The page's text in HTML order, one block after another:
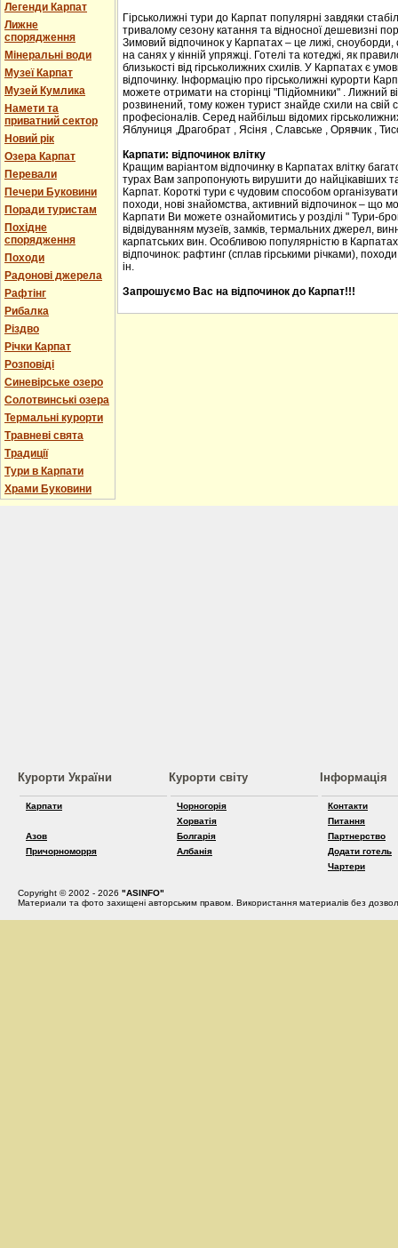
Легенди Карпат
Лижне
спорядження
Мінеральні води
Музеї Карпат
Музей Кумлика
Намети та
приватний сектор
Новий рік
Озера Карпат
Перевали
Печери Буковини
Поради туристам
Похідне
спорядження
Походи
Радонові джерела
Рафтінг
Рибалка
Різдво
Річки Карпат
Розповіді
Синевірське озеро
Солотвинські озера
Термальні курорти
Травневі свята
Традиції
Тури в Карпати
Храми Буковини
Гірськолижні тури до Карпат популярні завдяки
тривалому сезону катання та відносної дешевизні
Зимовий відпочинок у Карпатах – це лижі, сноуборди,
на санях у кінній упряжці. Готелі та котеджі, як
близькості від гірськолижних схилів. У Карпатах є
відпочинку. Інформацію про гірськолижні курорти
можете отримати на сторінці "Підйомники" . Лижний
розвинений, тому кожен турист знайде схили на свій
професіоналів. Серед найбільш відомих
Яблуниця ,Драгобрат , Ясіня , Славське , Орявчик ,
Карпати: відпочинок влітку
Кращим варіантом відпочинку в Карпатах влітку
турах Вам запропонують вирушити до найцікавіших та
Карпат. Короткі тури є чудовим способом організувати
походи, нові знайомства, активний відпочинок – що
Карпати Ви можете ознайомитись у розділі " Тури-
відвідуванням музеїв, замків, термальних джерел,
карпатських вин. Особливою популярністю в
відпочинок: рафтинг (сплав гірськими річками),
ін.
Запрошуємо Вас на відпочинок до Карпат!!!
Курорти України
Карпати
Азов
Причорноморря
Курорти світу
Чорногорія
Хорватія
Болгарія
Албанія
Інформація
Контакти
Питання
Партнерство
Додати готель
Чартери
Copyright © 2002 - 2026 "ASINFO"
Материали та фото захищені авторським правом. Використання материалів без